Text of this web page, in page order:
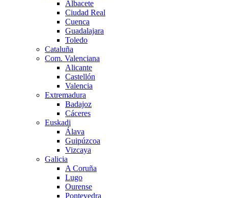
Albacete
Ciudad Real
Cuenca
Guadalajara
Toledo
Cataluña
Com. Valenciana
Alicante
Castellón
Valencia
Extremadura
Badajoz
Cáceres
Euskadi
Álava
Guipúzcoa
Vizcaya
Galicia
A Coruña
Lugo
Ourense
Pontevedra